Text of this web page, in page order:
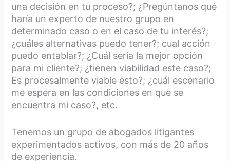
una decisión en tu proceso?; ¿Pregúntanos qué
haría un experto de nuestro grupo en
determinado caso o en el caso de tu interés?;
¿cuáles alternativas puedo tener?; cual acción
puedo entablar?; ¿Cuál sería la mejor opción
para mi cliente?; ¿tienen viabilidad este caso?;
Es procesalmente viable esto?; ¿cuál escenario
me espera en las condiciones en que se
encuentra mi caso?, etc.
Tenemos un grupo de abogados litigantes
experimentados activos, con más de 20 años
de experiencia.